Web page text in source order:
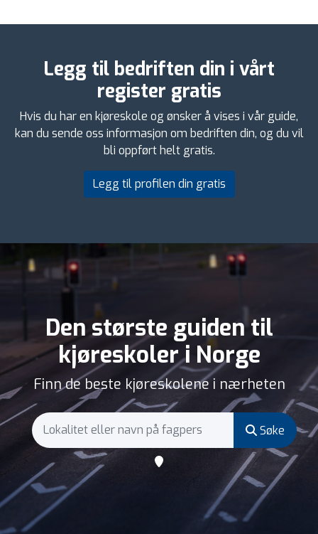
Legg til bedriften din i vårt
register gratis
Hvis du har en kjøreskole og ønsker å vises i vår guide,
kan du sende oss informasjon om bedriften din, og du vil
bli oppført helt gratis.
Legg til profilen din gratis
Den største guiden til
kjøreskoler i Norge
Finn de beste kjøreskolene i nærheten
Søke